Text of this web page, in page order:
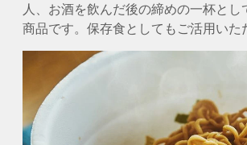
人、お酒を飲んだ後の締めの一杯とし
商品です。保存食としてもご活用いた